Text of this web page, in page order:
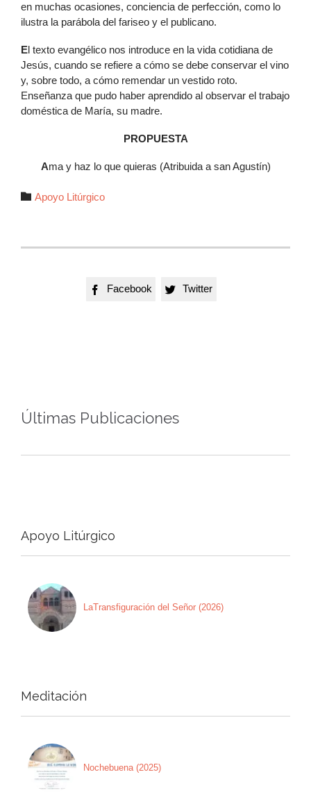
en muchas ocasiones, conciencia de perfección, como lo
ilustra la parábola del fariseo y el publicano.
El texto evangélico nos introduce en la vida cotidiana de
Jesús, cuando se refiere a cómo se debe conservar el vino
y, sobre todo, a cómo remendar un vestido roto.
Enseñanza que pudo haber aprendido al observar el trabajo
doméstica de María, su madre.
PROPUESTA
Ama y haz lo que quieras (Atribuida a san Agustín)
 Autor
Apoyo Litúrgico
 Facebook  Twitter
Últimas Publicaciones
Apoyo Litúrgico
LaTransfiguración del Señor (2026)
Meditación
Nochebuena (2025)